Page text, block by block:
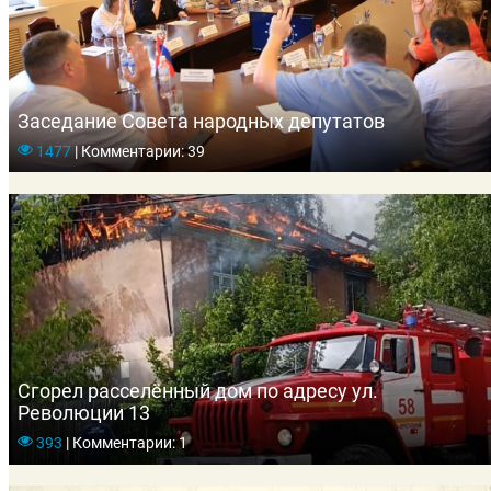
Заседание Совета народных депутатов
1477|Комментарии: 39
Сгорел расселённый дом по адресу ул.
Революции 13
393 |Комментарии: 1